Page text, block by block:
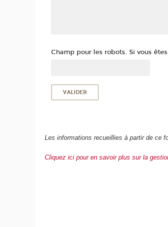
Champ pour les robots. Si vous
Les informations recueillies à partir de ce
Cliquez ici pour en savoir plus sur la